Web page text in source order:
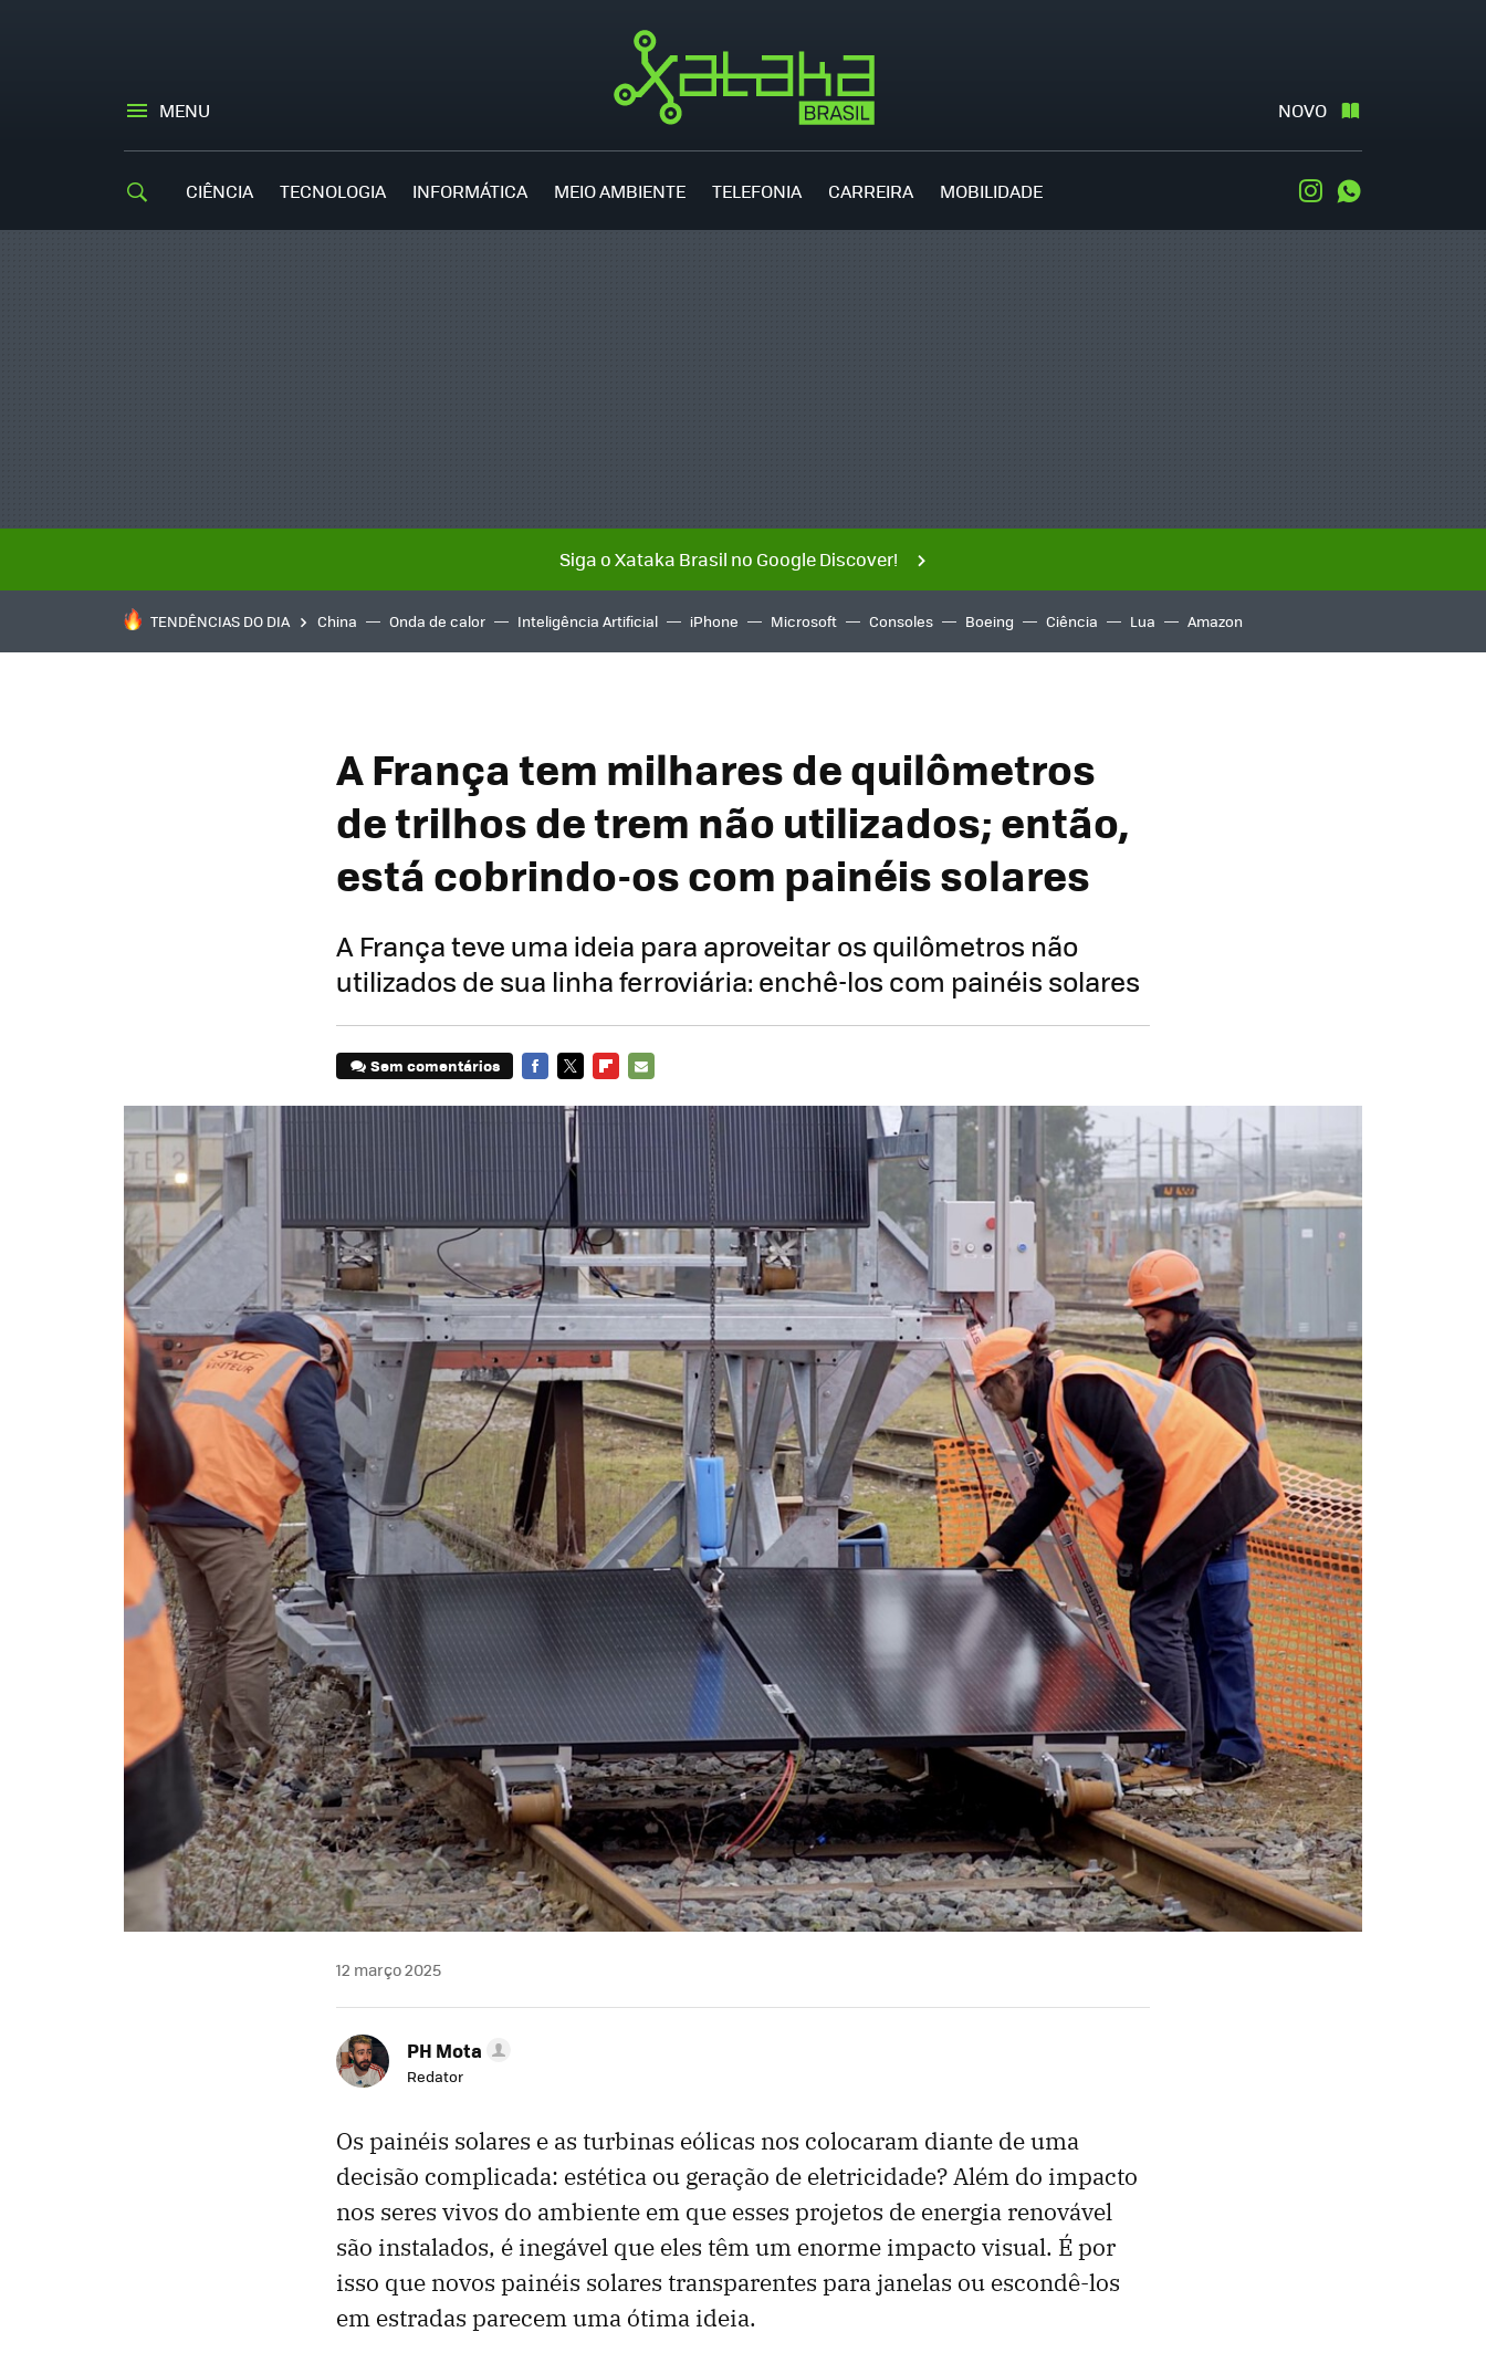
MENU NOVO
CIÊNCIA TECNOLOGIA INFORMÁTICA MEIO AMBIENTE TELEFONIA CARREIRA MOBILIDADE Instagram
Siga o Xataka Brasil no Google Discover!
TENDÊNCIAS DO DIA China Onda de calor Inteligência Artificial iPhone Microsoft Consoles Boeing Ciência Lua Amazon
A França tem milhares de quilômetros
de trilhos de trem não utilizados; então,
está cobrindo-os com painéis solares
A França teve uma ideia para aproveitar os quilômetros não
utilizados de sua linha ferroviária: enchê-los com painéis solares
Sem comentários
MAIL
12 março 2025
PH Mota
Redator
Os painéis solares e as turbinas eólicas nos colocaram diante de uma
decisão complicada: estética ou geração de eletricidade? Além do impacto
nos seres vivos do ambiente em que esses projetos de energia renovável
são instalados, é inegável que eles têm um enorme impacto visual. É por
isso que novos painéis solares transparentes para janelas ou escondê-los
em estradas parecem uma ótima ideia.